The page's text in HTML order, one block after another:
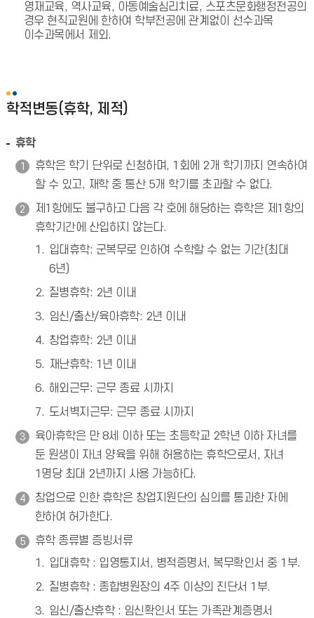
영재교육, 역사교육, 아동예술심리치료, 스포츠문화행정전공의
경우 현직교원에 한하여 학부전공에 관계없이 선수과목
이수과목에서 제외.
학적변동(휴학, 제적)
휴학
휴학은 학기 단위로 신청하며, 1회에 2개 학기까지 연속하여
할 수 있고, 재학 중 통산 5개 학기를 초과할 수 없다.
제1항에도 불구하고 다음 각 호에 해당하는 휴학은 제1항의
휴학기간에 산입하지 않는다.
입대휴학: 군복무로 인하여 수학할 수 없는 기간(최대
6년)
질병휴학: 2년 이내
임신/출산/육아휴학: 2년 이내
창업휴학: 2년 이내
재난휴학: 1년 이내
해외근무: 근무 종료 시까지
도서벽지근무: 근무 종료 시까지
육아휴학은 만 8세 이하 또는 초등학교 2학년 이하 자녀를
둔 원생이 자녀 양육을 위해 허용하는 휴학으로서, 자녀
1명당 최대 2년까지 사용 가능하다.
창업으로 인한 휴학은 창업지원단의 심의를 통과한 자에
한하여 허가한다.
휴학 종류별 증빙서류
입대휴학 : 입영통지서, 병적증명서, 복무확인서 중 1부.
질병휴학 : 종합병원장의 4주 이상의 진단서 1부.
임신/출산휴학 : 임신확인서 또는 가족관계증명서